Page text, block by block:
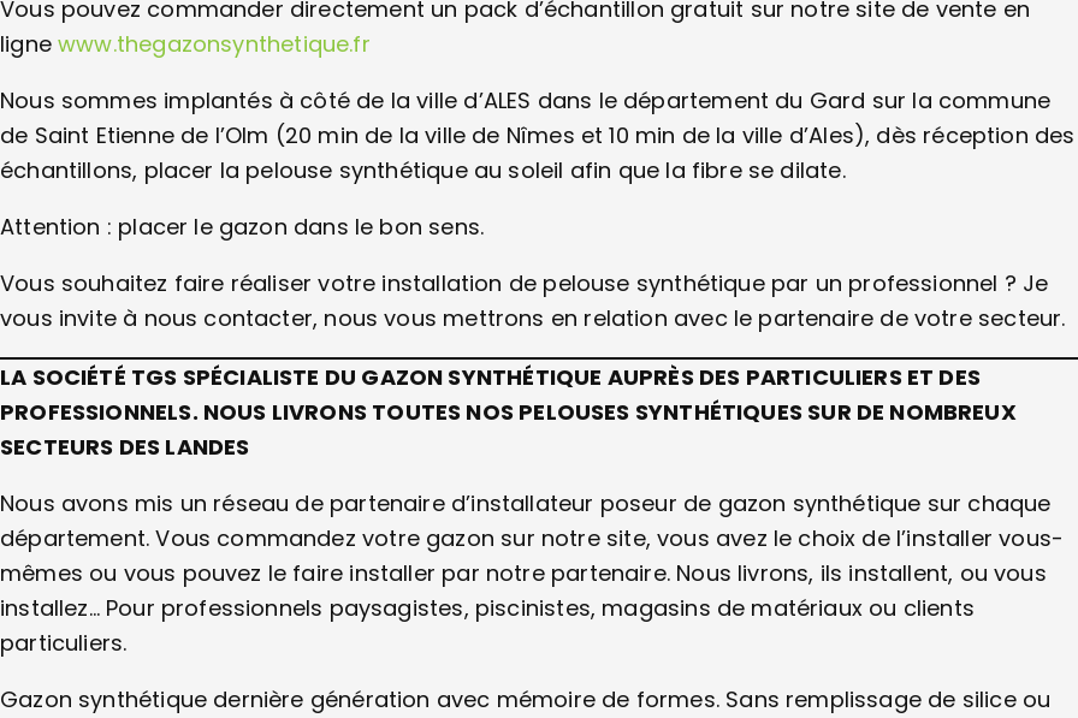
Vous pouvez commander directement un pack d’échantillon gratuit sur notre site de vente en
lignewww.thegazonsynthetique.fr
Nous sommes implantés à côté de la ville d’ALES dans le département du Gard sur la commune
de Saint Etienne de l’Olm (20 min de la ville de Nîmes et 10 min de la ville d’Ales), dès réception des
échantillons, placer la pelouse synthétique au soleil afin que la fibre se dilate.
Attention : placer le gazon dans le bon sens.
Vous souhaitez faire réaliser votre installation de pelouse synthétique par un professionnel ? Je
vous invite à nous contacter, nous vous mettrons en relation avec le partenaire de votre secteur.
LA SOCIÉTÉ TGS SPÉCIALISTE DU GAZON SYNTHÉTIQUE AUPRÈS DES PARTICULIERS ET DES
PROFESSIONNELS. NOUS LIVRONS TOUTES NOS PELOUSES SYNTHÉTIQUES SUR DE NOMBREUX
SECTEURS DES LANDES
Nous avons mis un réseau de partenaire d’installateur poseur de gazon synthétique sur chaque
département. Vous commandez votre gazon sur notre site, vous avez le choix de l’installer vous-
mêmes ou vous pouvez le faire installer par notre partenaire. Nous livrons, ils installent, ou vous
installez… Pour professionnels paysagistes, piscinistes, magasins de matériaux ou clients
particuliers.
Gazon synthétique dernière génération avec mémoire de formes. Sans remplissage de silice ou